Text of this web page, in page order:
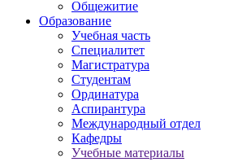
Общежитие
Образование
Учебная часть
Специалитет
Магистратура
Студентам
Ординатура
Аспирантура
Международный отдел
Кафедры
Учебные материалы